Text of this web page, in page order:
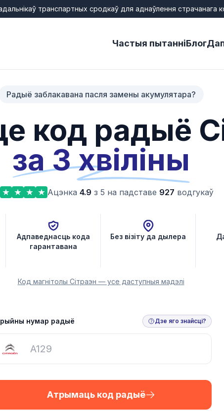
транспартных сродкаў для аднаўлення
Частыя пытанніБлог
Радыё заблакавана пасля замены акумулятара?
код радыё
за 3 хвіліны
Ацэнка 4.9 з 5 на падставе 927 водгукаў
Адпаведнасць кода
гарантавана
Без візіту да дылера
Код магнітолы Сітраэн — усе даступныя мадэлі
нумар радыё Дзе яго знайсці?
Атрымаць код радыё